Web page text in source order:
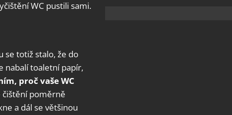
WC pustili sami.
se totiž stalo, že do
nabalí toaletní papír,
proč vaše WC
čištění poměrně
a dál se většinou